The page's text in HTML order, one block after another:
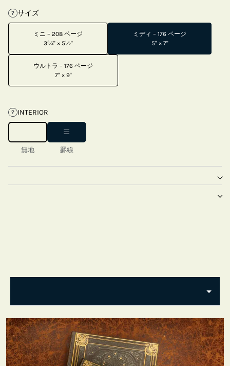
? サイズ
ミニ – 208 ページ
3¾" × 5½"
ミディ – 176 ページ
5" × 7"
ウルトラ – 176 ページ
7" × 9"
? INTERIOR
無地 罫線